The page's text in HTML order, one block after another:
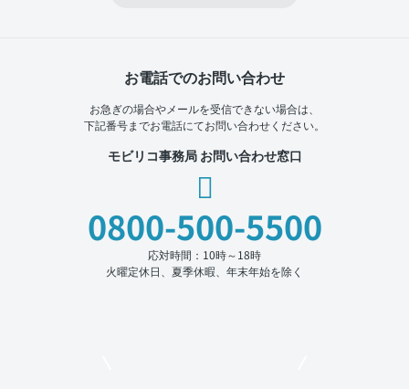
お電話でのお問い合わせ
お急ぎの場合やメールを受信できない場合は、
下記番号までお電話にてお問い合わせください。
モビリコ事務局 お問い合わせ窓口
0800-500-5500
応対時間：10時～18時
火曜定休日、夏季休暇、年末年始を除く